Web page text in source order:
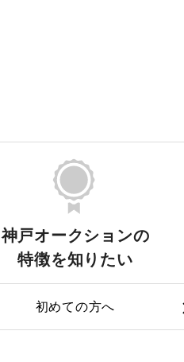
神戸オークションの
特徴を知りたい
初めての方へ